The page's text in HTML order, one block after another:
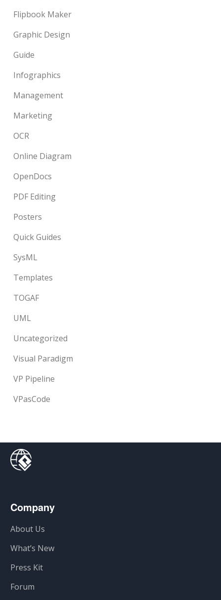
Flipbook Maker
Graphic Design
Guide
Infographics
Management
Marketing
OCR
Online Diagram
OpenDocs
PDF Editing
Posters
Quick Guides
SysML
Templates
TOGAF
UML
Uncategorized
Visual Paradigm
VP Pipeline
VPasCode
Company
About Us
What’s New
Press Kit
Forum